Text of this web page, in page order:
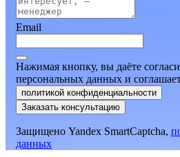
Email
Нажимая кнопку, вы даёте
персональных данных и
политикой конфиденциальности
Заказать консультацию
Защищено Yandex SmartCaptcha,
данных